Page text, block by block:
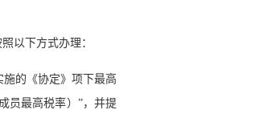
以下方式办理：
的《协定》项下最高
员最高税率）”，并提